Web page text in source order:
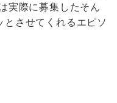
実際に募集したそん
させてくれるエピソ